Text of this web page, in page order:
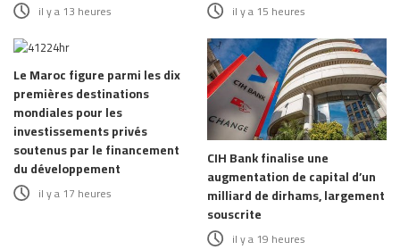
il y a 13 heures il y a 15 heures
Le Maroc figure parmi les dix
premières destinations
mondiales pour les
investissements privés
soutenus par le financement
du développement
il y a 17 heures
CIH Bank finalise une
augmentation de capital d’un
milliard de dirhams, largement
souscrite
il y a 19 heures